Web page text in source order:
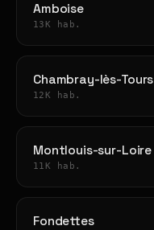
Amboise
13K hab.
Chambray-lès-Tours
12K hab.
Montlouis-sur-Loire
11K hab.
Fondettes